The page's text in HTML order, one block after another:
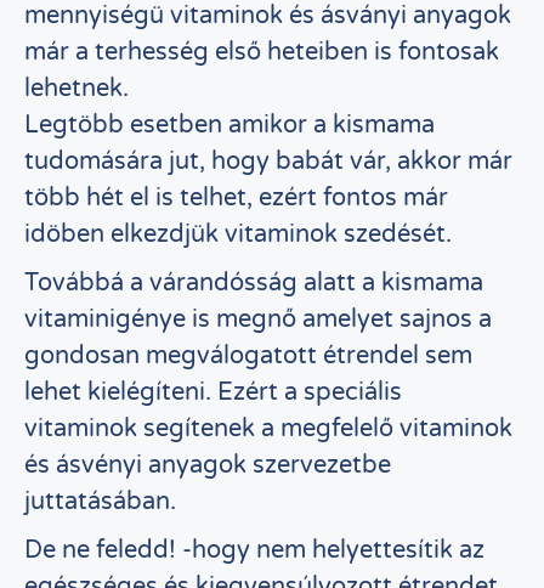
mennyiségü vitaminok és ásványi anyagok
már a terhesség első heteiben is fontosak
lehetnek.
Legtöbb esetben amikor a kismama
tudomására jut, hogy babát vár, akkor már
több hét el is telhet, ezért fontos már
idöben elkezdjük vitaminok szedését.
Továbbá a várandósság alatt a kismama
vitaminigénye is megnő amelyet sajnos a
gondosan megválogatott étrendel sem
lehet kielégíteni. Ezért a speciális
vitaminok segítenek a megfelelő vitaminok
és ásvényi anyagok szervezetbe
juttatásában.
De ne feledd! -hogy nem helyettesítik az